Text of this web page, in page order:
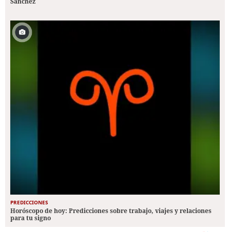
PREDICCIONES
Horóscopo de hoy: Predicciones sobre trabajo, viajes y relaciones
para tu signo